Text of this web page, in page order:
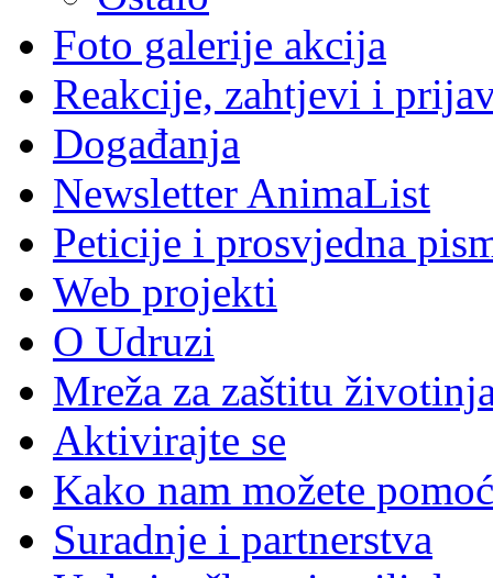
Foto galerije akcija
Reakcije, zahtjevi i
Događanja
Newsletter AnimaList
Peticije i prosvjedna
Web projekti
O Udruzi
Mreža za zaštitu
Aktivirajte se
Kako nam možete
Suradnje i partnerstva